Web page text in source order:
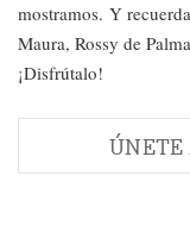
mostramos. Y
Maura, Rossy de
¡Disfrútalo!
ÚNETE